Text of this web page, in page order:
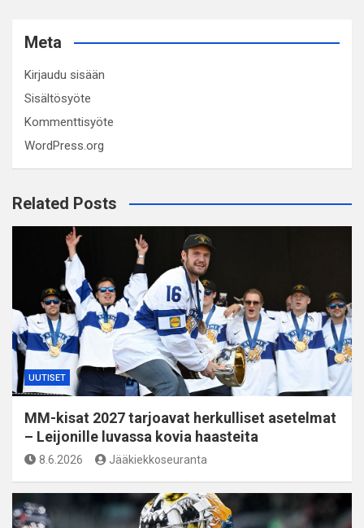
Meta
Kirjaudu sisään
Sisältösyöte
Kommenttisyöte
WordPress.org
Related Posts
UUTISET
MM-kisat 2027 tarjoavat herkulliset asetelmat
– Leijonille luvassa kovia haasteita
8.6.2026 Jääkiekkoseuranta